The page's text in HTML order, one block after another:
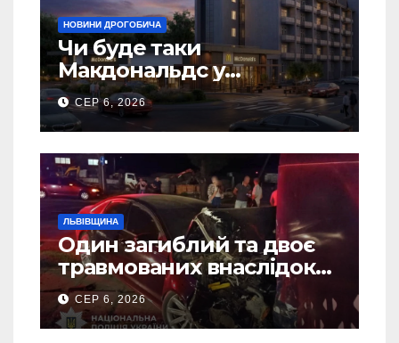
НОВИНИ ДРОГОБИЧА
Чи буде таки
Макдональдс у
Дрогобичі? (Фото)
СЕР 6, 2026
ЛЬВІВЩИНА
Один загиблий та двоє
травмованих внаслідок
ДТП на Самбірщині
СЕР 6, 2026